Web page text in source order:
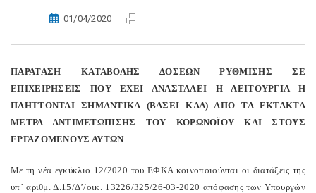
01/04/2020
ΠΑΡΑΤΑΣΗ ΚΑΤΑΒΟΛΗΣ ΔΟΣΕΩΝ ΡΥΘΜΙΣΗΣ ΣΕ
ΕΠΙΧΕΙΡΗΣΕΙΣ ΠΟΥ ΕΧΕΙ ΑΝΑΣΤΑΛΕΙ Η ΛΕΙΤΟΥΡΓΙΑ Η
ΠΛΗΤΤΟΝΤΑΙ ΣΗΜΑΝΤΙΚΑ (ΒΑΣΕΙ ΚΑΔ) ΑΠΟ ΤΑ ΕΚΤΑΚΤΑ
ΜΕΤΡΑ ΑΝΤΙΜΕΤΩΠΙΣΗΣ ΤΟΥ ΚΟΡΩΝΟΪΟΥ ΚΑΙ ΣΤΟΥΣ
ΕΡΓΑΖΟΜΕΝΟΥΣ ΑΥΤΩΝ
Με τη νέα εγκύκλιο 12/2020 του ΕΦΚΑ κοινοποιούνται οι διατάξεις της
υπ΄ αριθμ. Δ.15/Δ’/οικ. 13226/325/26-03-2020 απόφασης των Υπουργών